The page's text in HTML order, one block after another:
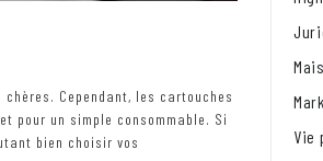
Cependant, les cartouches
pour un simple consommable. Si
bien choisir vos
Vie